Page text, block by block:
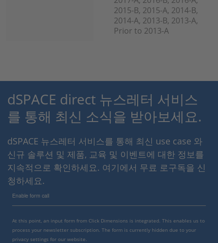
2015-B, 2015-A, 2014-B,
2014-A, 2013-B, 2013-A,
Prior to 2013-A
dSPACE direct 뉴스레터 서비스
를 통해 최신 소식을 받아보세요.
dSPACE 뉴스레터 서비스를 통해 최신 use case 와
신규 솔루션 및 제품, 교육 및 이벤트에 대한 정보를
지속적으로 확인하세요. 여기에서 무료 로구독을 신
청하세요.
Enable form call
At this point, an input form from Click Dimensions is integrated. This enables us to
process your newsletter subscription. The form is currently hidden due to your
privacy settings for our website.